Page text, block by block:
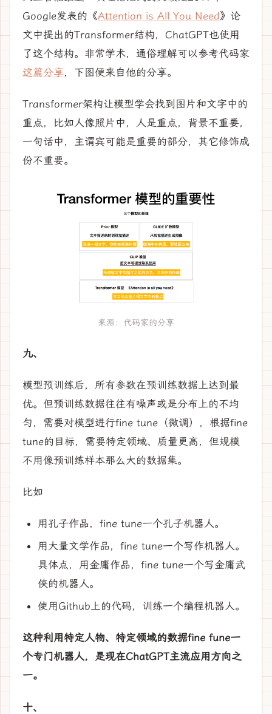
Google发表的《Attention is All You Need》论
文中提出的Transformer结构，ChatGPT也使用
了这个结构。非常学术，通俗理解可以参考代码家
这篇分享，下图便来自他的分享。
Transformer架构让模型学会找到图片和文字中的
重点，比如人像照片中，人是重点，背景不重要，
一句话中，主谓宾可能是重要的部分，其它修饰成
份不重要。
来源：代码家的分享
九、
模型预训练后，所有参数在预训练数据上达到最
优。但预训练数据往往有噪声或是分布上的不均
匀，需要对模型进行fine tune（微调），根据fine
tune的目标，需要特定领域、质量更高，但规模
不用像预训练样本那么大的数据集。
比如
用孔子作品，fine tune一个孔子机器人。
用大量文学作品，fine tune一个写作机器人。
具体点，用金庸作品，fine tune一个写金庸武
侠的机器人。
使用Github上的代码，训练一个编程机器人。
这种利用特定人物、特定领域的数据fine fune一
个专门机器人，是现在ChatGPT主流应用方向之
一。
十、